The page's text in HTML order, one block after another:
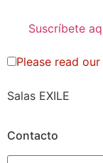
Please read our
Salas EXILE
Contacto